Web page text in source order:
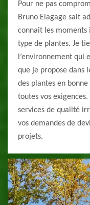
Pour ne pas
Bruno Elagage sait
connait les moments
type de plantes. Je
l’environnement qui
que je propose dans
des plantes en
toutes vos
services de qualité
vos demandes de
projets.